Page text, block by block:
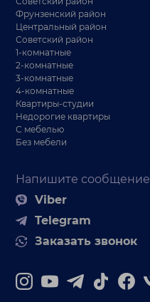
Напишите сообщение
Viber
Telegram
Заказать звонок
Фрунзенский район
Центральный район
Советский район
1-комнатные
2-комнатные
3-комнатные
4-комнатные
Квартиры-студии
Недорогие квартиры
С мебелью
Без мебели